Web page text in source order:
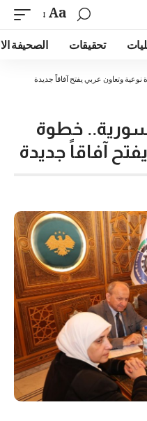
Aa
تحقيقات الصحيفة
وتعاون عربي يفتح آفاقاً جديدة
خطوة
آفاقاً جديدة